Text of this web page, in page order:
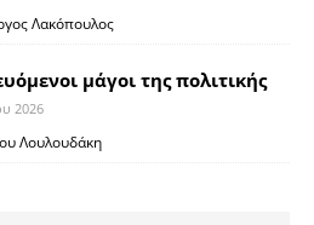
Λακόπουλος
μάγοι της πολιτικής
2026
Λουλουδάκη